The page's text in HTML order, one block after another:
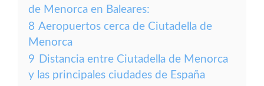
de Menorca en Baleares:
8 Aeropuertos cerca de Ciutadella de
Menorca
9 Distancia entre Ciutadella de Menorca
y las principales ciudades de España